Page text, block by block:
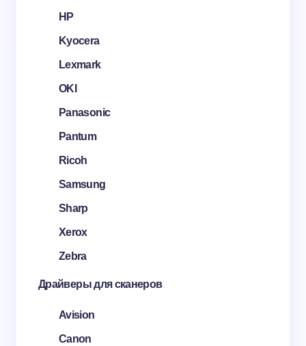
HP
Kyocera
Lexmark
OKI
Panasonic
Pantum
Ricoh
Samsung
Sharp
Xerox
Zebra
Драйверы для сканеров
Avision
Canon